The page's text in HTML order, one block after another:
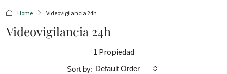
Home Videovigilancia 24h
Videovigilancia 24h
1 Propiedad
Sort by: Default Order